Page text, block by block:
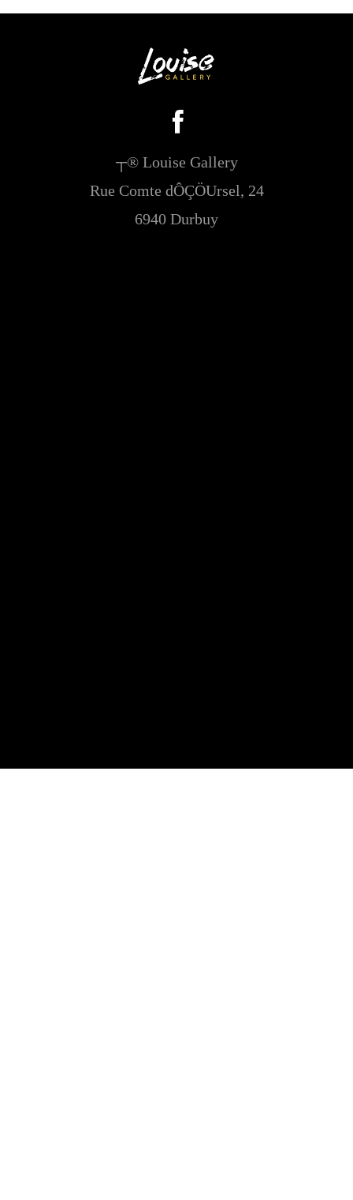
┬® Louise Gallery
Rue Comte dÔÇÖUrsel, 24
6940 Durbuy